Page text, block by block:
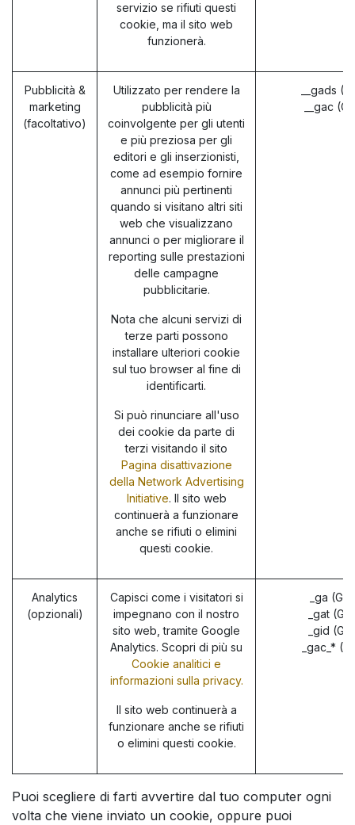
servizio se rifiuti questi
cookie, ma il sito web
funzionerà.
Pubblicità &
marketing
(facoltativo)
Utilizzato per rendere la
pubblicità più
coinvolgente per gli utenti
e più preziosa per gli
editori e gli inserzionisti,
come ad esempio fornire
annunci più pertinenti
quando si visitano altri siti
web che visualizzano
annunci o per migliorare il
reporting sulle prestazioni
delle campagne
pubblicitarie.
Nota che alcuni servizi di
terze parti possono
installare ulteriori cookie
sul tuo browser al fine di
identificarti.
Si può rinunciare all'uso
dei cookie da parte di
terzi visitando il sito
Pagina disattivazione
della Network Advertising
Initiative. Il sito web
continuerà a funzionare
anche se rifiuti o elimini
questi cookie.
__gads
__gac
Analytics
(opzionali)
Capisci come i visitatori si
impegnano con il nostro
sito web, tramite Google
Analytics. Scopri di più su
Cookie analitici e
informazioni sulla privacy.
Il sito web continuerà a
funzionare anche se rifiuti
o elimini questi cookie.
_ga
_gat
_gid
_gac_*
Puoi scegliere di farti avvertire dal tuo computer ogni
volta che viene inviato un cookie, oppure puoi